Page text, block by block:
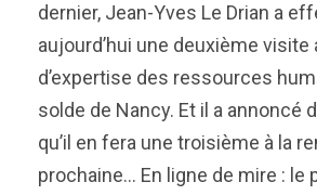
dernier, Jean-Yves Le Drian a
aujourd’hui une deuxième visite
d’expertise des ressources
solde de Nancy. Et il a annoncé
qu’il en fera une troisième à la
prochaine… En ligne de mire : le